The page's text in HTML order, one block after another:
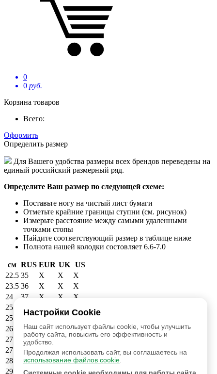
Настройки Cookie
Наш сайт использует файлы cookie, чтобы улучшить
работу сайта, повысить его эффективность и
удобство.
Продолжая использовать сайт, вы соглашаетесь на
использование файлов cookie
0
0 руб.
Корзина товаров
Всего:
Оформить
Определить размер
Для Вашего удобства размеры всех брендов переведены на
единый российский размерный ряд.
Определите Ваш размер по следующей схеме:
Поставьте ногу на чистый лист бумаги
Отметьте крайние границы ступни (см. рисунок)
Измерьте расстояние между самыми удаленными
точками стопы
Найдите соответствующий размер в таблице ниже
Полнота нашей колодки состовляет 6.6-7.0
см RUS EUR UK US
22.5 35 X X
X
23.5 36 X X
X
24
37 X X
X
25
6
25.5
39 40 6.5
7
26.5
40 41 7.5
8
27
41 42 8
8.5
27.5
42 43 9
9.5
28.5
43 44 9.5
10
29
44 45 10.5 11